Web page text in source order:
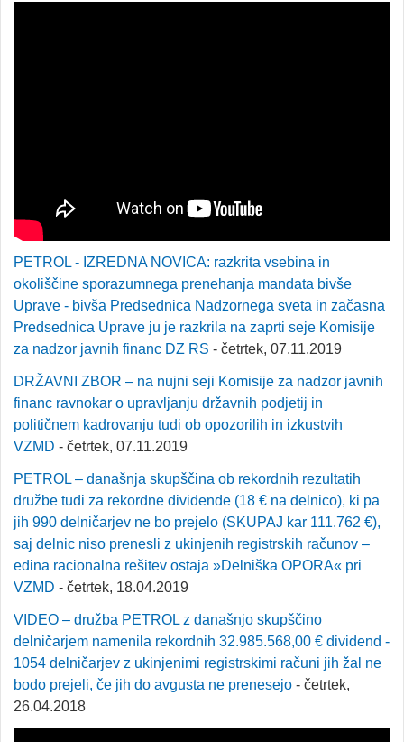
PETROL - IZREDNA NOVICA: razkrita vsebina in
okoliščine sporazumnega prenehanja mandata bivše
Uprave - bivša Predsednica Nadzornega sveta in začasna
Predsednica Uprave ju je razkrila na zaprti seje Komisije
za nadzor javnih financ DZ RS - četrtek, 07.11.2019
DRŽAVNI ZBOR – na nujni seji Komisije za nadzor javnih
financ ravnokar o upravljanju državnih podjetij in
političnem kadrovanju tudi ob opozorilih in izkustvih
VZMD - četrtek, 07.11.2019
PETROL – današnja skupščina ob rekordnih rezultatih
družbe tudi za rekordne dividende (18 € na delnico), ki pa
jih 990 delničarjev ne bo prejelo (SKUPAJ kar 111.762 €),
saj delnic niso prenesli z ukinjenih registrskih računov –
edina racionalna rešitev ostaja »Delniška OPORA« pri
VZMD - četrtek, 18.04.2019
VIDEO – družba PETROL z današnjo skupščino
delničarjem namenila rekordnih 32.985.568,00 € dividend -
1054 delničarjev z ukinjenimi registrskimi računi jih žal ne
bodo prejeli, če jih do avgusta ne prenesejo - četrtek,
26.04.2018